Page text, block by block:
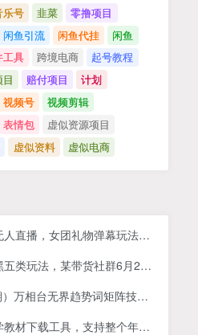
乐号 韭菜
零撸项目
闲鱼引流 闲鱼代挂
闲鱼
工具 跨境电商
起号教程
赔付项目
计划
视频号
视频剪辑
表情包
虚似资源项目
虚似资料 虚似电商
女团礼物弹幕玩法，日赚一千＋，小白闭眼操作
，某带货社群6月27日分享课，即学即用快速变现
势词矩阵技术-第2期：趋势明星+低价引流+矩阵计划，标品非标品全拆解
，支持整个年级资源下载，配套课件、视频、音频一键搞定